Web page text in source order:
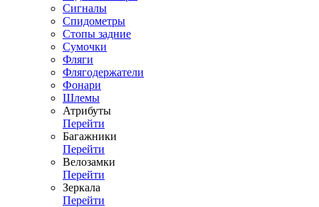
Сигналы
Спидометры
Стопы задние
Сумочки
Фляги
Флягодержатели
Фонари
Шлемы
Атрибуты
Перейти
Багажники
Перейти
Велозамки
Перейти
Зеркала
Перейти